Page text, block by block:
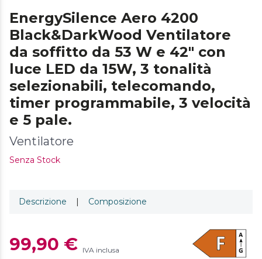
EnergySilence Aero 4200
Black&DarkWood Ventilatore
da soffitto da 53 W e 42" con
luce LED da 15W, 3 tonalità
selezionabili, telecomando,
timer programmabile, 3 velocità
e 5 pale.
Ventilatore
Senza Stock
Descrizione | Composizione
99,90 € IVA inclusa